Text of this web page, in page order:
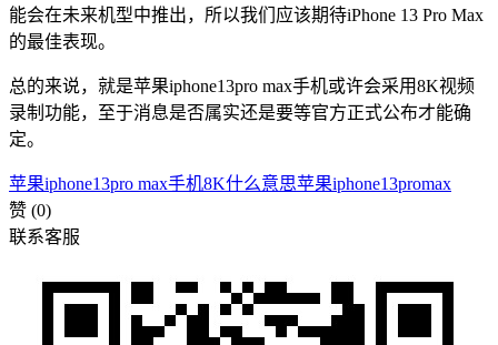
能会在未来机型中推出，所以我们应该期待iPhone 13 Pro Max
的最佳表现。
总的来说，就是苹果iphone13pro max手机或许会采用8K视频
录制功能，至于消息是否属实还是要等官方正式公布才能确
定。
苹果iphone13pro max手机8K什么意思苹果iphone13promax
赞 (0)
联系客服